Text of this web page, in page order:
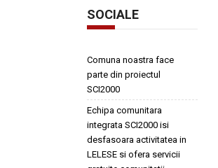
SOCIALE
Comuna noastra face
parte din proiectul
SCI2000
Echipa comunitara
integrata SCI2000 isi
desfasoara activitatea in
LELESE si ofera servicii